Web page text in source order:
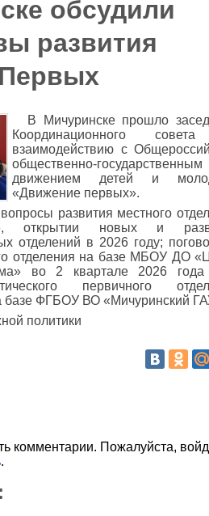
обсудили
развития
В Мичуринске прошло
Координационного
взаимодействию с
общественно‑государственным
движением детей и
«Движение первых».
развития местного
открытии новых и
отделений в 2026 году;
отделения на базе МБОУ ДО
во 2 квартале 2026
первичного
ФГБОУ ВО «Мичуринский
политики
комментарии. Пожалуйста,
.